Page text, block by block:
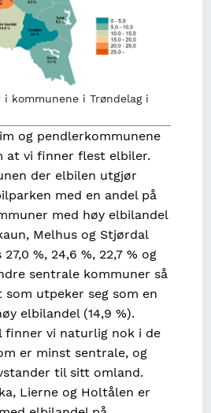
kommunene i Trøndelag i
og pendlerkommunene
at vi finner flest elbiler.
der elbilen utgjør
med en andel på
med høy elbilandel
Melhus og Stjørdal
%, 24,6 %, 22,7 % og
sentrale kommuner så
utpeker seg som en
elbilandel (14,9 %).
finner vi naturlig nok i de
er minst sentrale, og
til sitt omland.
Lierne og Holtålen er